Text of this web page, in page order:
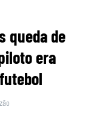
queda de
era